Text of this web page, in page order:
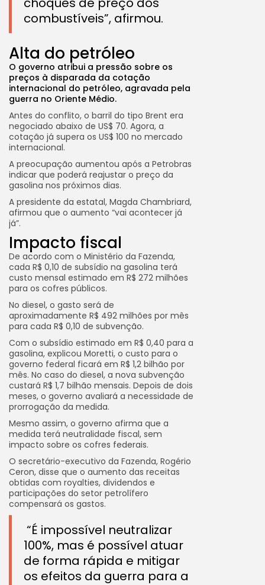
combustíveis”, afirmou.
Alta do petróleo
O governo atribui a pressão sobre os
preços à disparada da cotação
internacional do petróleo, agravada pela
guerra no Oriente Médio.
Antes do conflito, o barril do tipo Brent era
negociado abaixo de US$ 70. Agora, a
cotação já supera os US$ 100 no mercado
internacional.
A preocupação aumentou após a Petrobras
indicar que poderá reajustar o preço da
gasolina nos próximos dias.
A presidente da estatal, Magda Chambriard,
afirmou que o aumento “vai acontecer já
já”.
Impacto fiscal
De acordo com o Ministério da Fazenda,
cada R$ 0,10 de subsídio na gasolina terá
custo mensal estimado em R$ 272 milhões
para os cofres públicos.
No diesel, o gasto será de
aproximadamente R$ 492 milhões por mês
para cada R$ 0,10 de subvenção.
Com o subsídio estimado em R$ 0,40 para a
gasolina, explicou Moretti, o custo para o
governo federal ficará em R$ 1,2 bilhão por
mês. No caso do diesel, a nova subvenção
custará R$ 1,7 bilhão mensais. Depois de dois
meses, o governo avaliará a necessidade de
prorrogação da medida.
Mesmo assim, o governo afirma que a
medida terá neutralidade fiscal, sem
impacto sobre os cofres federais.
O secretário-executivo da Fazenda, Rogério
Ceron, disse que o aumento das receitas
obtidas com royalties, dividendos e
participações do setor petrolífero
compensará os gastos.
“É impossível neutralizar
100%, mas é possível atuar
de forma rápida e mitigar
os efeitos da guerra para a